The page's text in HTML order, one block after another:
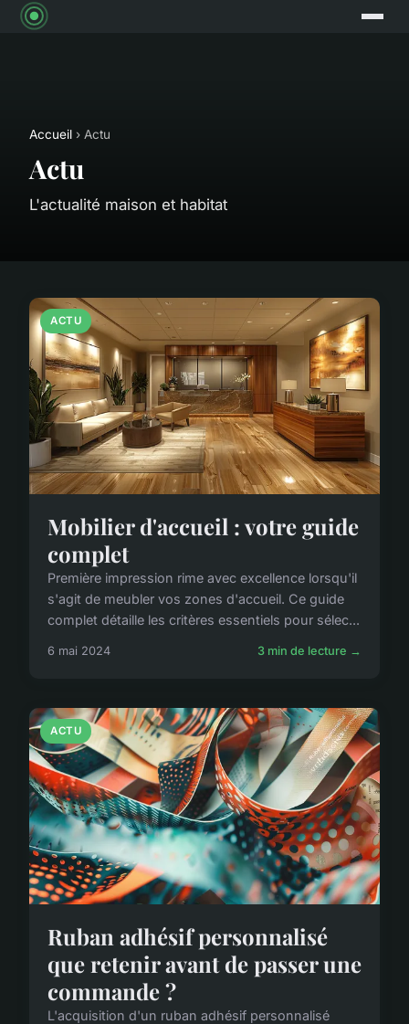
Accueil › Actu
Actu
L'actualité maison et habitat
ACTU
Mobilier d'accueil : votre guide
complet
Première impression rime avec excellence lorsqu'il
s'agit de meubler vos zones d'accueil. Ce guide
complet détaille les critères essentiels pour sélec...
6 mai 2024 3 min de lecture →
ACTU
Ruban adhésif personnalisé
que retenir avant de passer une
commande ?
L'acquisition d'un ruban adhésif personnalisé